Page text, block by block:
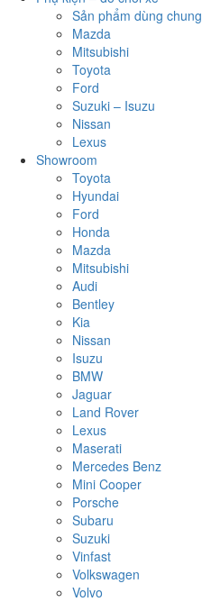
Sản phẩm dùng chung
Mazda
Mitsubishi
Toyota
Ford
Suzuki – Isuzu
Nissan
Lexus
Showroom
Toyota
Hyundai
Ford
Honda
Mazda
Mitsubishi
Audi
Bentley
Kia
Nissan
Isuzu
BMW
Jaguar
Land Rover
Lexus
Maserati
Mercedes Benz
Mini Cooper
Porsche
Subaru
Suzuki
Vinfast
Volkswagen
Volvo